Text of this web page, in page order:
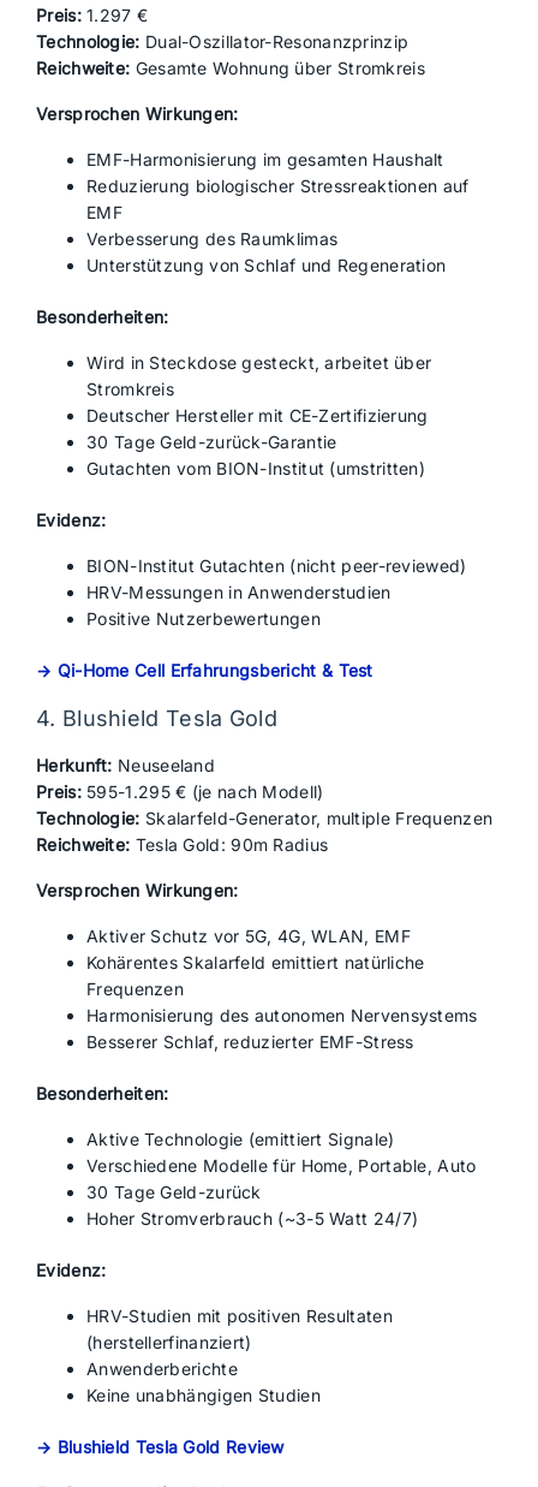
Preis:1.297 €
Technologie: Dual-Oszillator-Resonanzprinzip
Reichweite: Gesamte Wohnung über Stromkreis
Versprochen Wirkungen:
EMF-Harmonisierung im gesamten Haushalt
Reduzierung biologischer Stressreaktionen auf
EMF
Verbesserung des Raumklimas
Unterstützung von Schlaf und Regeneration
Besonderheiten:
Wird in Steckdose gesteckt, arbeitet über
Stromkreis
Deutscher Hersteller mit CE-Zertifizierung
30 Tage Geld-zurück-Garantie
Gutachten vom BION-Institut (umstritten)
Evidenz:
BION-Institut Gutachten (nicht peer-reviewed)
HRV-Messungen in Anwenderstudien
Positive Nutzerbewertungen
→ Qi-Home Cell Erfahrungsbericht & Test
4. Blushield Tesla Gold
Herkunft: Neuseeland
Preis:595-1.295 € (je nach Modell)
Technologie: Skalarfeld-Generator, multiple Frequenzen
Reichweite: Tesla Gold: 90m Radius
Versprochen Wirkungen:
Aktiver Schutz vor 5G, 4G, WLAN, EMF
Kohärentes Skalarfeld emittiert natürliche
Frequenzen
Harmonisierung des autonomen Nervensystems
Besserer Schlaf, reduzierter EMF-Stress
Besonderheiten:
Aktive Technologie (emittiert Signale)
Verschiedene Modelle für Home, Portable, Auto
30 Tage Geld-zurück
Hoher Stromverbrauch (~3-5 Watt 24/7)
Evidenz:
HRV-Studien mit positiven Resultaten
(herstellerfinanziert)
Anwenderberichte
Keine unabhängigen Studien
→ Blushield Tesla Gold Review